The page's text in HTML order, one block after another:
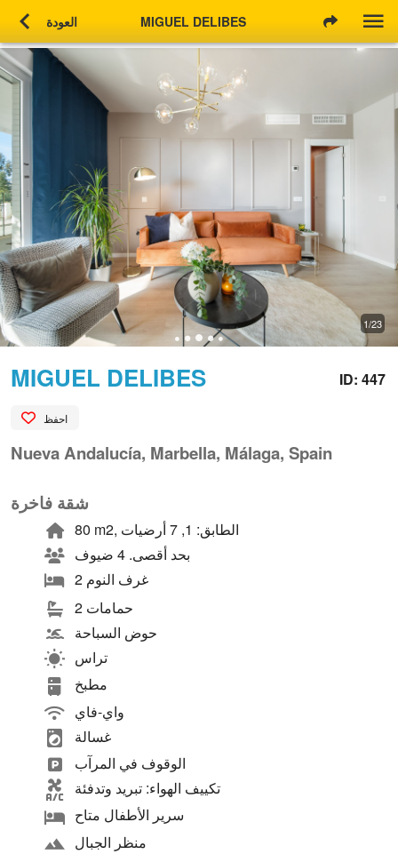
chevron_left العودة MIGUEL DELIBES
1/23
MIGUEL DELIBES
احفظ
ID: 447
Nueva Andalucía, Marbella, Málaga, Spain
شقة فاخرة
80 m2, الطابق: 1, 7 أرضيات
بحد أقصى. 4 ضيوف
2 غرف النوم
2 حمامات
حوض السباحة
تراس
مطبخ
واي-فاي
غسالة
الوقوف في المرآب
تكييف الهواء: تبريد وتدفئة
سرير الأطفال متاح
منظر الجبال